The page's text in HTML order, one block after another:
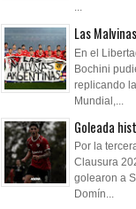
...
Las
En el
Bochini
replicando
Mundial,...
Goleada
Por la
Clausura
golearon a
Domín...